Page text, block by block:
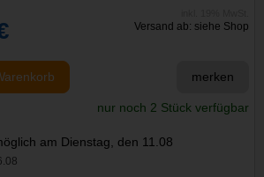
Versand ab: siehe Shop
merken
nur noch 2 Stück verfügbar
am Dienstag, den 11.08